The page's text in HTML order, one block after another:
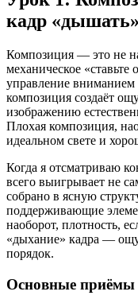
кадр «дышать»
Композиция — это не
механическое
управление вниманием
композиция создаёт
изображению
Плохая композиция,
идеальном свете и
Когда я отсматриваю
всего выигрывает не
собрано в ясную
поддерживающие
наоборот, плотность,
«дыхание» кадра —
порядок.
Основные приёмы